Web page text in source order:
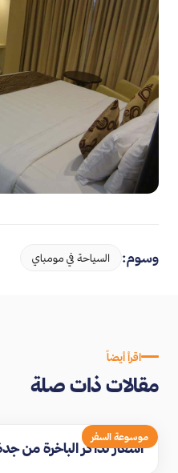
وسوم: السياحة في مومباي
اقرأ أيضاً
مقالات ذات صلة
موسوعة السفر
اسعار تذاكر الباخرة من